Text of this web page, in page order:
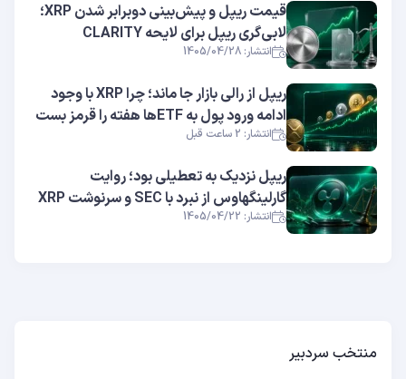
قیمت ریپل و پیش‌بینی دوبرابر شدن XRP؛
لابی‌گری ریپل برای لایحه CLARITY
انتشار: 1405/04/28
ریپل از رالی بازار جا ماند؛ چرا XRP با وجود
ادامه ورود پول به ETFها هفته را قرمز بست
انتشار: 2 ساعت قبل
ریپل نزدیک به تعطیلی بود؛ روایت
گارلینگهاوس از نبرد با SEC و سرنوشت XRP
انتشار: 1405/04/22
منتخب سردبیر